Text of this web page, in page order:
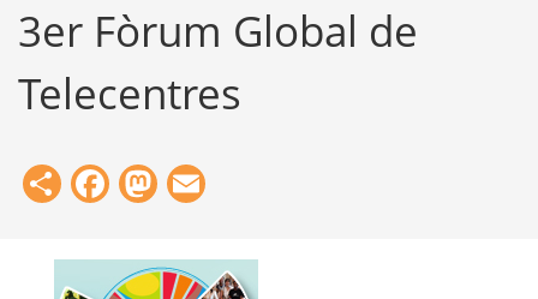
Tools
3er Fòrum Global de
Telecentres
ShareFacebook
Mastodon